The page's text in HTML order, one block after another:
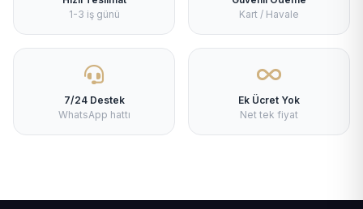
1-3 iş günü
Kart / Havale
7/24 Destek
WhatsApp hattı
Ek Ücret Yok
Net tek fiyat